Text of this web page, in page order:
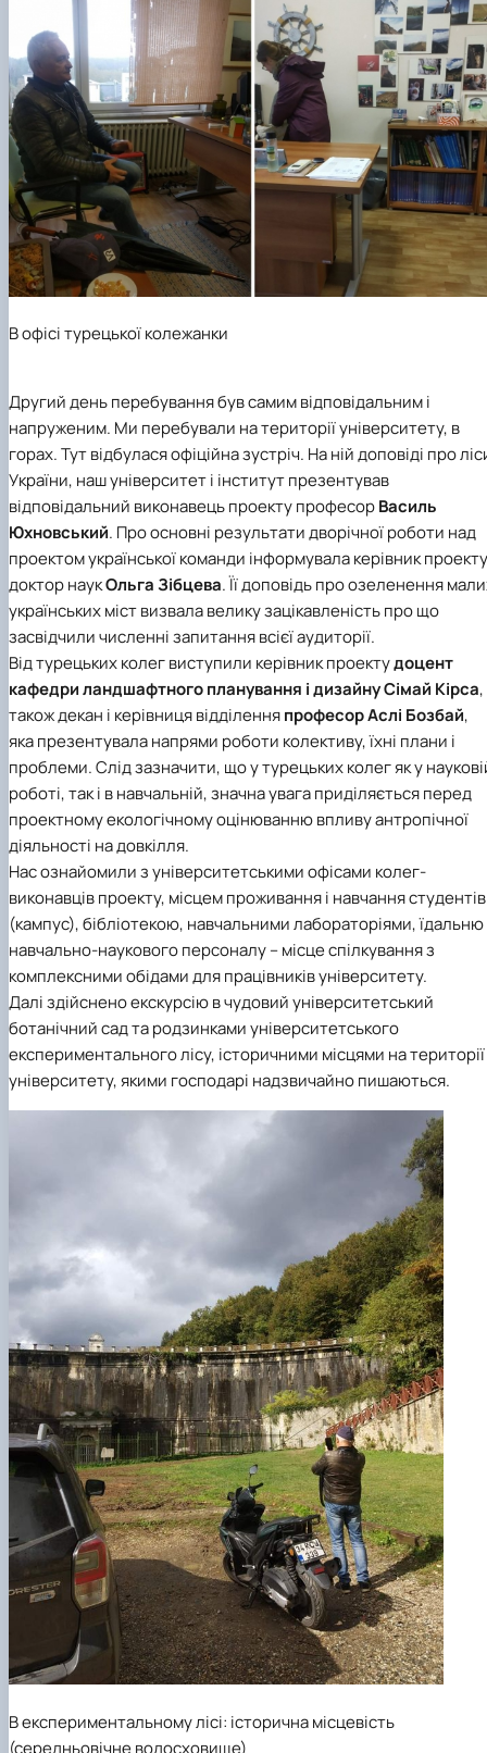
В офісі турецької колежанки
Другий день перебування був самим відповідальним і
напруженим. Ми перебували на території університету, в
горах. Тут відбулася офіційна зустріч. На ній доповіді про
України, наш університет і інститут презентував
відповідальний виконавець проекту професорВасиль
Юхновський. Про основні результати дворічної роботи над
проектом української команди інформувала керівник проекту
доктор наукОльга Зібцева. Її доповідь про озеленення
українських міст визвала велику зацікавленість про що
засвідчили численні запитання всієї аудиторії.
Від турецьких колег виступили керівник проектудоцент
кафедри ландшафтного планування і дизайнуСімай Кірса
також декан і керівниця відділенняпрофесорАслі Бозбай,
яка презентувала напрями роботи колективу, їхні плани і
проблеми. Слід зазначити, що у турецьких колег як у
роботі, так і в навчальній, значна увага приділяється перед
проектному екологічному оцінюванню впливу антропічної
діяльності на довкілля.
Нас ознайомили з університетськими офісами колег-
виконавців проекту, місцем проживання і навчання студентів
(кампус), бібліотекою, навчальними лабораторіями, їдальню
навчально-наукового персоналу – місце спілкування з
комплексними обідами для працівників університету.
Далі здійснено екскурсію в чудовий університетський
ботанічний сад та родзинками університетського
експериментального лісу, історичними місцями на території
університету, якими господарі надзвичайно пишаються.
В експериментальному лісі: історична місцевість
(середньовічне водосховище)